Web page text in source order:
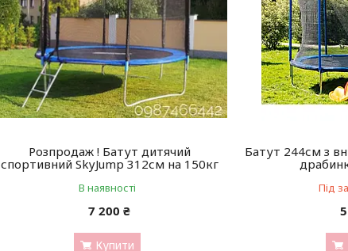
Розпродаж ! Батут дитячий
спортивний SkyJump 312см на 150кг
В наявності
7 200 ₴
Купити
Батут 244см з
Під